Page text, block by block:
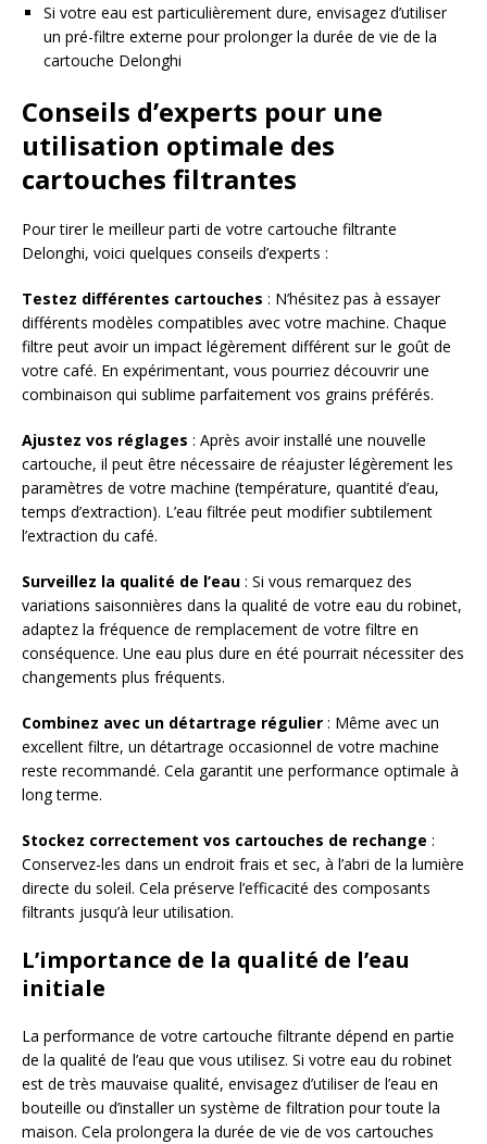
Si votre eau est particulièrement dure, envisagez d’utiliser
un pré-filtre externe pour prolonger la durée de vie de la
cartouche Delonghi
Conseils d’experts pour une
utilisation optimale des
cartouches filtrantes
Pour tirer le meilleur parti de votre cartouche filtrante
Delonghi, voici quelques conseils d’experts :
Testez différentes cartouches : N’hésitez pas à essayer
différents modèles compatibles avec votre machine. Chaque
filtre peut avoir un impact légèrement différent sur le goût de
votre café. En expérimentant, vous pourriez découvrir une
combinaison qui sublime parfaitement vos grains préférés.
Ajustez vos réglages : Après avoir installé une nouvelle
cartouche, il peut être nécessaire de réajuster légèrement les
paramètres de votre machine (température, quantité d’eau,
temps d’extraction). L’eau filtrée peut modifier subtilement
l’extraction du café.
Surveillez la qualité de l’eau : Si vous remarquez des
variations saisonnières dans la qualité de votre eau du robinet,
adaptez la fréquence de remplacement de votre filtre en
conséquence. Une eau plus dure en été pourrait nécessiter des
changements plus fréquents.
Combinez avec un détartrage régulier : Même avec un
excellent filtre, un détartrage occasionnel de votre machine
reste recommandé. Cela garantit une performance optimale à
long terme.
Stockez correctement vos cartouches de rechange :
Conservez-les dans un endroit frais et sec, à l’abri de la lumière
directe du soleil. Cela préserve l’efficacité des composants
filtrants jusqu’à leur utilisation.
L’importance de la qualité de l’eau
initiale
La performance de votre cartouche filtrante dépend en partie
de la qualité de l’eau que vous utilisez. Si votre eau du robinet
est de très mauvaise qualité, envisagez d’utiliser de l’eau en
bouteille ou d’installer un système de filtration pour toute la
maison. Cela prolongera la durée de vie de vos cartouches